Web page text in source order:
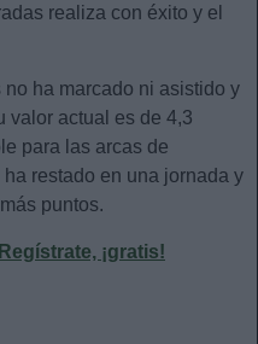
realiza con éxito y el
ha marcado ni asistido y
valor actual es de 4,3
para las arcas de
restado en una jornada y
puntos.
¡gratis!